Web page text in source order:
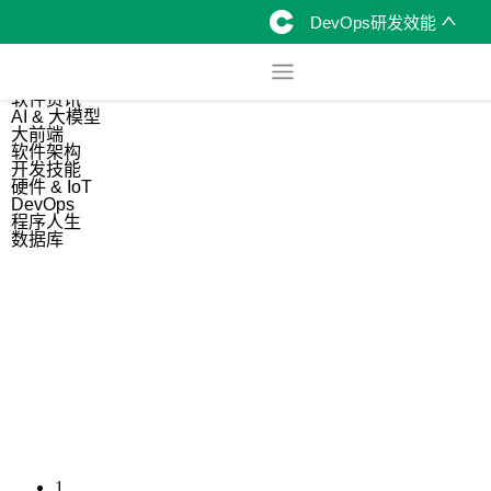
DevOps研发效能
软件资讯
AI & 大模型
大前端
软件架构
开发技能
硬件 & IoT
DevOps
程序人生
数据库
1